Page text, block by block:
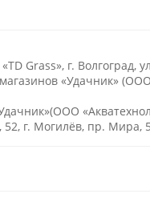
Grass», г. Волгоград,
«Удачник»
52, г. Могилёв, пр. Мира,